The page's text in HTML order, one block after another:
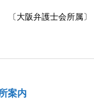
〔大阪弁護士会所属〕
案内